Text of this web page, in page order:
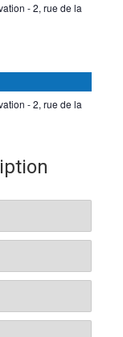
- 2, rue de la
- 2, rue de la